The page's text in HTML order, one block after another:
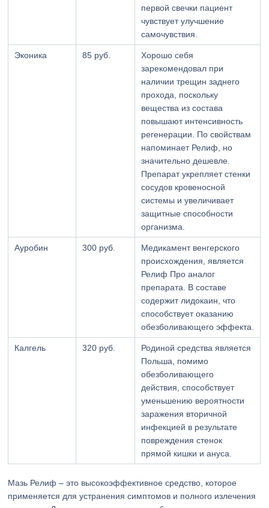
первой свечки пациент
чувствует улучшение
самочувствия.
Эконика 85 руб.
Хорошо себя
зарекомендовал при
наличии трещин заднего
прохода, поскольку
вещества из состава
повышают интенсивность
регенерации. По свойствам
напоминает Релиф, но
значительно дешевле.
Препарат укрепляет стенки
сосудов кровеносной
системы и увеличивает
защитные способности
организма.
Ауробин 300 руб.
Медикамент венгерского
происхождения, является
Релиф Про аналог
препарата. В составе
содержит лидокаин, что
способствует оказанию
обезболивающего эффекта.
Калгель 320 руб.
Родиной средства является
Польша, помимо
обезболивающего
действия, способствует
уменьшению вероятности
заражения вторичной
инфекцией в результате
повреждения стенок
прямой кишки и ануса.
Мазь Релиф – это высокоэффективное средство, которое
применяется для устранения симптомов и полного излечения